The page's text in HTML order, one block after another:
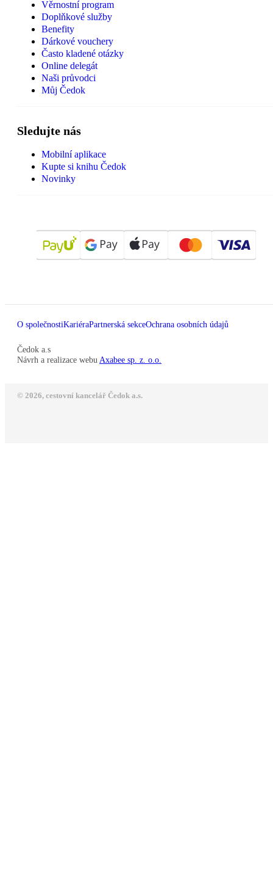
Věrnostní program
Doplňkové služby
Benefity
Dárkové vouchery
Často kladené otázky
Online delegát
Naši průvodci
Můj Čedok
Sledujte nás
Mobilní aplikace
Kupte si knihu Čedok
Novinky
O společnostiKariéraPartnerská sekceOchrana osobních údajů
Čedok a.s
Návrh a realizace webu Axabee sp. z. o.o.
© 2026, cestovní kancelář Čedok a.s.